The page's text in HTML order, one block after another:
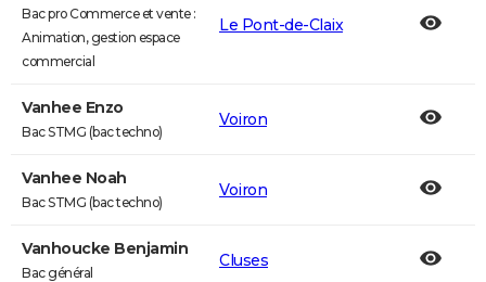
Bac pro Commerce et vente :
Animation, gestion espace
commercial
Le Pont-de-Claix
Vanhee Enzo
Bac STMG (bac techno)
Voiron
Vanhee Noah
Bac STMG (bac techno)
Voiron
Vanhoucke Benjamin
Bac général
Cluses